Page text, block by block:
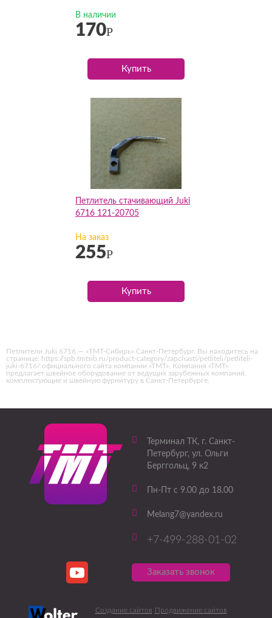
В наличии
170Р
Купить
Петлитель стачивающий Juki
6716 121-20705
На заказ
255Р
Купить
Петлители Juki 6716 — «ТМТ-Сибирь» Санкт-Петербург. Вы находитесь на
странице: https://spb.tmtsib.ru/product-category/zapchasti/petliteli/petliteli-
juki-6716/ официального сайта компании «ТМТ». Компания «ТМТ»
предлагает швейное оборудование от ведущих зарубежных компаний,
комплектующие и швейную фурнитуру в Санкт-Петербурге.
Терминал ТК, г. Санкт-
Петербург, ул. Ольги
Берггольц, 9 к2
Пн-Пт с 9.00 до 18.00
Melang7@yandex.ru
+7-499-288-01-02
Заказать звонок
Создание сайтов Продвижение сайтов